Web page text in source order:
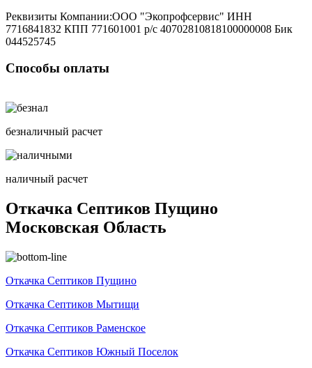
Реквизиты Компании:ООО "Экопрофсервис" ИНН
7716841832 КПП 771601001 р/с 40702810818100000008 Бик
044525745
Способы оплаты
безналичный расчет
наличный расчет
Откачка Септиков Пущино
Московская Область
Откачка Септиков Пущино
Откачка Септиков Мытищи
Откачка Септиков Раменское
Откачка Септиков Южный Поселок